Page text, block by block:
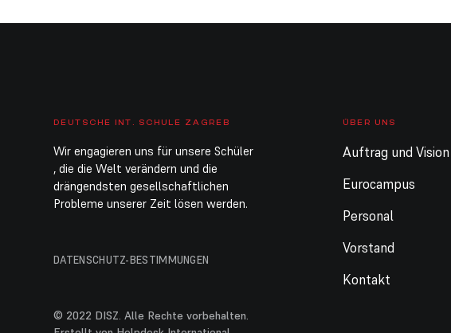
DEUTSCHE INT. SCHULE ZAGREB
Wir engagieren uns für unsere Schüler
, die die Welt verändern und die
drängendsten gesellschaftlichen
Probleme unserer Zeit lösen werden.
DATENSCHUTZ-BESTIMMUNGEN
© 2022 DISZ. Alle Rechte vorbehalten.
ÜBER UNS
Auftrag und Vision
Eurocampus
Personal
Vorstand
Kontakt